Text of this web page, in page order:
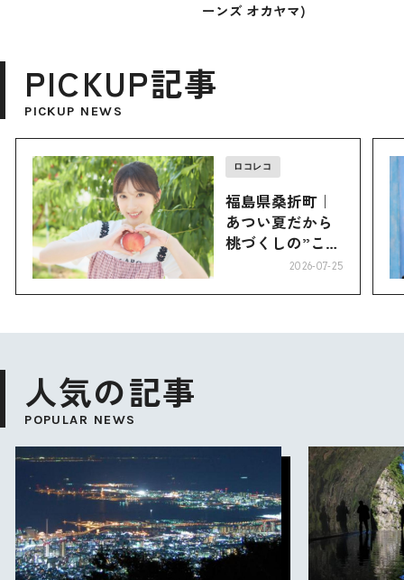
ーンズ オカヤマ)
PICKUP記事
PICKUP NEWS
ロコレコ
福島県桑折町｜
あつい夏だから
桃づくしの”こお
2026-07-25
人気の記事
POPULAR NEWS